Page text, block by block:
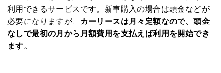
利用できるサービスです。新車購入の場合は頭金などが
必要になりますが、
カーリースは月々定額なので、頭金
なしで最初の月から月額費用を支払えば利用を開始でき
ます。